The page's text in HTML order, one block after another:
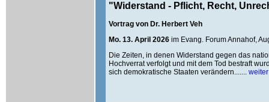
"Widerstand - Pflicht, Recht,
Vortrag von Dr. Herbert Veh
Mo. 13. April 2026 im Evang. Forum Annahof,
Die Zeiten, in denen Widerstand gegen das
Hochverrat verfolgt und mit dem Tod bestraft
sich demokratische Staaten verändern.......